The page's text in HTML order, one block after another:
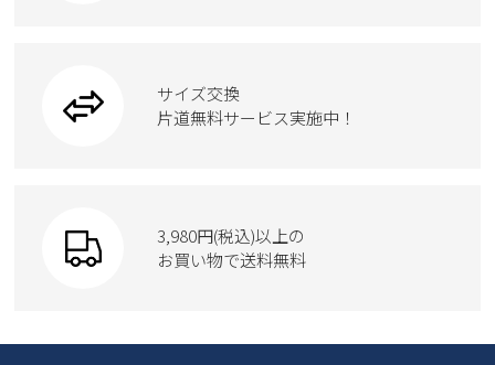
サイズ交換
片道無料サービス実施中！
3,980円(税込)以上の
お買い物で送料無料